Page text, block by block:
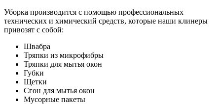
Уборка производится с помощью профессиональных
технических и химический средств, которые наши клинеры
привозят с собой:
Швабра
Тряпки из микрофибры
Тряпки для мытья окон
Губки
Щетки
Сгон для мытья окон
Мусорные пакеты